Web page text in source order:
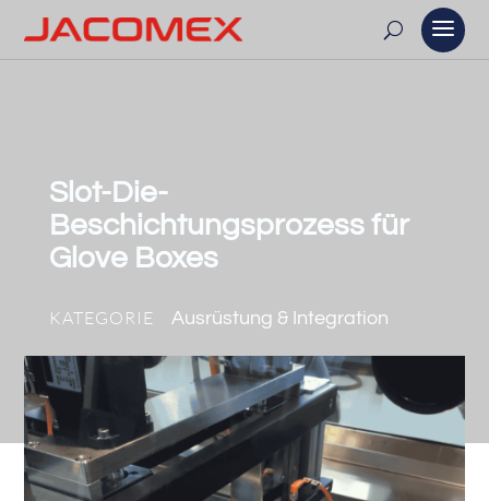
Slot-Die-
Beschichtungsprozess für
Glove Boxes
KATEGORIE Ausrüstung & Integration